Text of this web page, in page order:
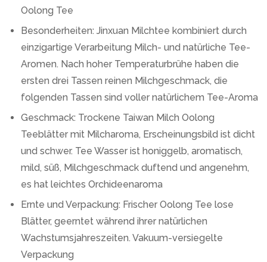
Oolong Tee
Besonderheiten: Jinxuan Milchtee kombiniert durch
einzigartige Verarbeitung Milch- und natürliche Tee-
Aromen. Nach hoher Temperaturbrühe haben die
ersten drei Tassen reinen Milchgeschmack, die
folgenden Tassen sind voller natürlichem Tee-Aroma
Geschmack: Trockene Taiwan Milch Oolong
Teeblätter mit Milcharoma, Erscheinungsbild ist dicht
und schwer. Tee Wasser ist honiggelb, aromatisch,
mild, süß, Milchgeschmack duftend und angenehm,
es hat leichtes Orchideenaroma
Ernte und Verpackung: Frischer Oolong Tee lose
Blätter, geerntet während ihrer natürlichen
Wachstumsjahreszeiten. Vakuum-versiegelte
Verpackung